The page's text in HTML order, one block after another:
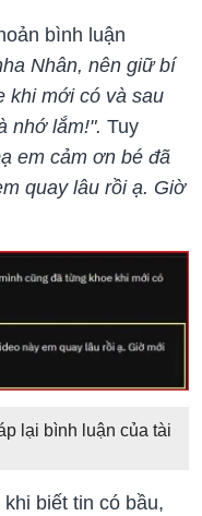
bình luận
Nhân, nên giữ bí
khi mới có và sau
nhớ lắm!". Tuy
em cảm ơn bé đã
quay lâu rồi ạ. Giờ
lại bình luận của tài
biết tin có bầu,